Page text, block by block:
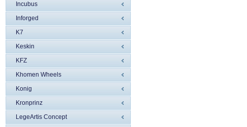
Incubus
Inforged
K7
Keskin
KFZ
Khomen Wheels
Konig
Kronprinz
LegeArtis Concept